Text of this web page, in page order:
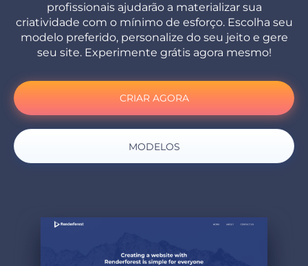
profissionais ajudarão a materializar sua
criatividade com o mínimo de esforço. Escolha seu
modelo preferido, personalize do seu jeito e gere
seu site. Experimente grátis agora mesmo!
CRIAR AGORA
MODELOS